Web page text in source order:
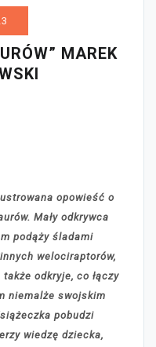
MAREK
opowieść o
Mały odkrywca
podąży śladami
welociraptorów,
odkryje, co łączy
niemalże swojskim
pobudzi
wiedzę dziecka,